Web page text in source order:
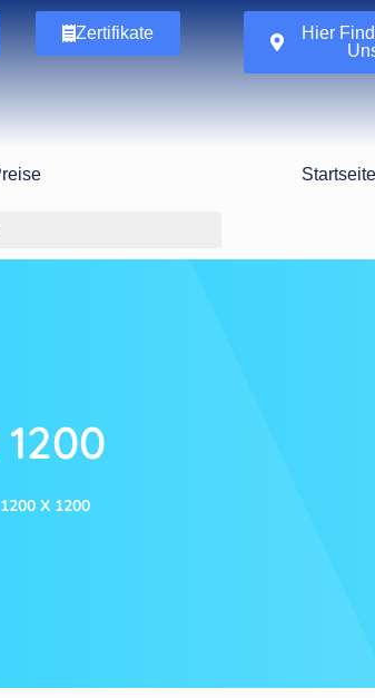
Zertifikate
Hier
Startseite
1200 X 1200